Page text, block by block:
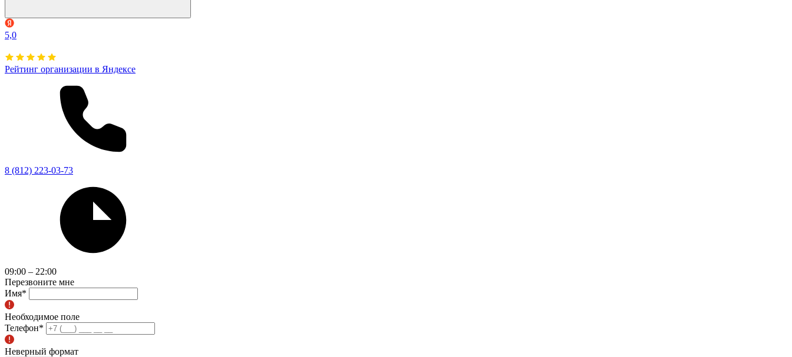
5,0
Рейтинг организации в Яндексе
8 (812) 223-03-73
09:00 – 22:00
Перезвоните мне
Имя*
Необходимое поле
Телефон*
Неверный формат